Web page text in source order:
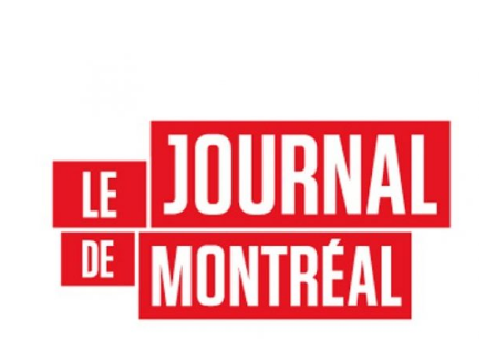
JOURNAL DE MONTRÉAL